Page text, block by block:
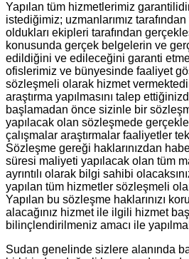
Yapılan tüm hizmetlerimiz
istediğimiz; uzmanlarımız
oldukları ekipleri tarafından
konusunda gerçek belgelerin ve
edildiğini ve edileceğini garanti
ofislerimiz ve bünyesinde faaliyet
sözleşmeli olarak hizmet
araştırma yapılmasını talep
başlamadan önce sizinle bir
yapılacak olan sözleşmede
çalışmalar araştırmalar faaliyetler
Sözleşme gereği haklarınızdan
süresi maliyeti yapılacak olan tüm
ayrıntılı olarak bilgi sahibi
yapılan tüm hizmetler sözleşmeli
Yapılan bu sözleşme haklarınızı
alacağınız hizmet ile ilgili hizmet
bilinçlendirilmeniz amacı ile
Sudan genelinde sizlere alanında